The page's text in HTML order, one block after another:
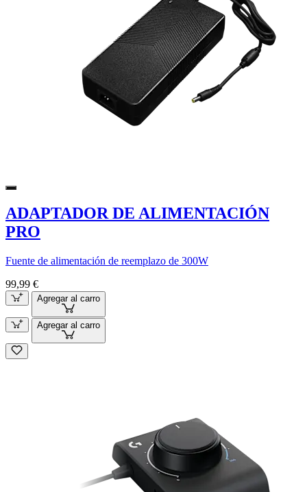
ADAPTADOR DE ALIMENTACIÓN
PRO
Fuente de alimentación de reemplazo de 300W
99,99 €
Agregar al carro
Agregar al carro